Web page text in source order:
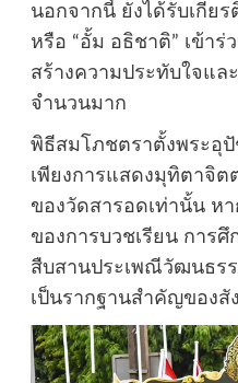
นอกจากนี้ ยังได้รับเกีย
หรือ “อั้ม อธิชาติ” เข้า
สร้างความประทับใจแล
จำนวนมาก
พิธีสมโภชตราตั้งพระอุ
เพียงการแสดงมุทิตาจิ
ของวัดสารอดเท่านั้น ห
ของการบวชเรียน การ
สืบสานประเพณีวัฒนธร
เป็นรากฐานสำคัญของสั